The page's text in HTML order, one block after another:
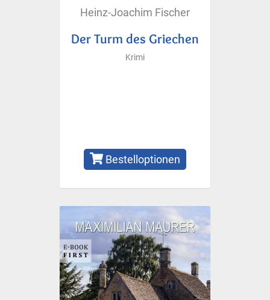
Heinz-Joachim Fischer
Der Turm des Griechen
Krimi
Bestelloptionen